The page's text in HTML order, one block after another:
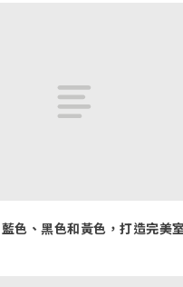
色、黑色和黃色，打造完美